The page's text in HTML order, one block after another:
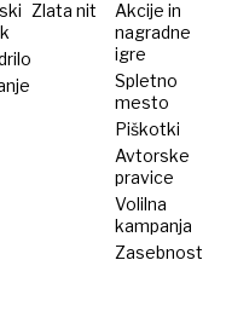
Zlata nit
Akcije in
nagradne
igre
Spletno
mesto
Piškotki
Avtorske
pravice
Volilna
kampanja
Zasebnost